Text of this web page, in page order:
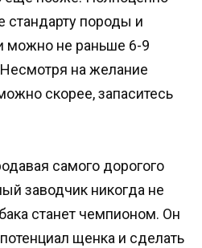
стандарту породы и
можно не раньше 6-9
на желание
скорее, запаситесь
самого дорогого
заводчик никогда не
станет чемпионом. Он
щенка и сделать